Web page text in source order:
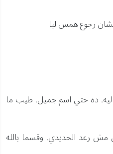
رجوع همس ليا
ليه. ده حتي اسم جميل. طيب ما
مش رعد الحديدي. وقسما بالله